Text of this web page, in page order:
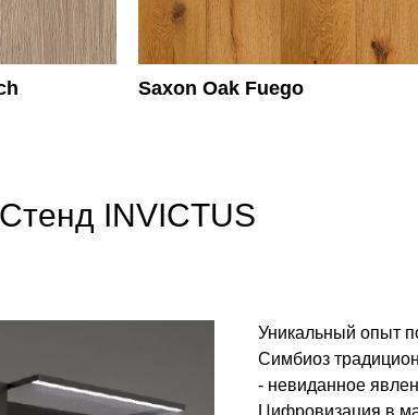
Saxon Oak Fuego
Стенд INVICTUS
Уникальный опыт
Симбиоз
- невиданное